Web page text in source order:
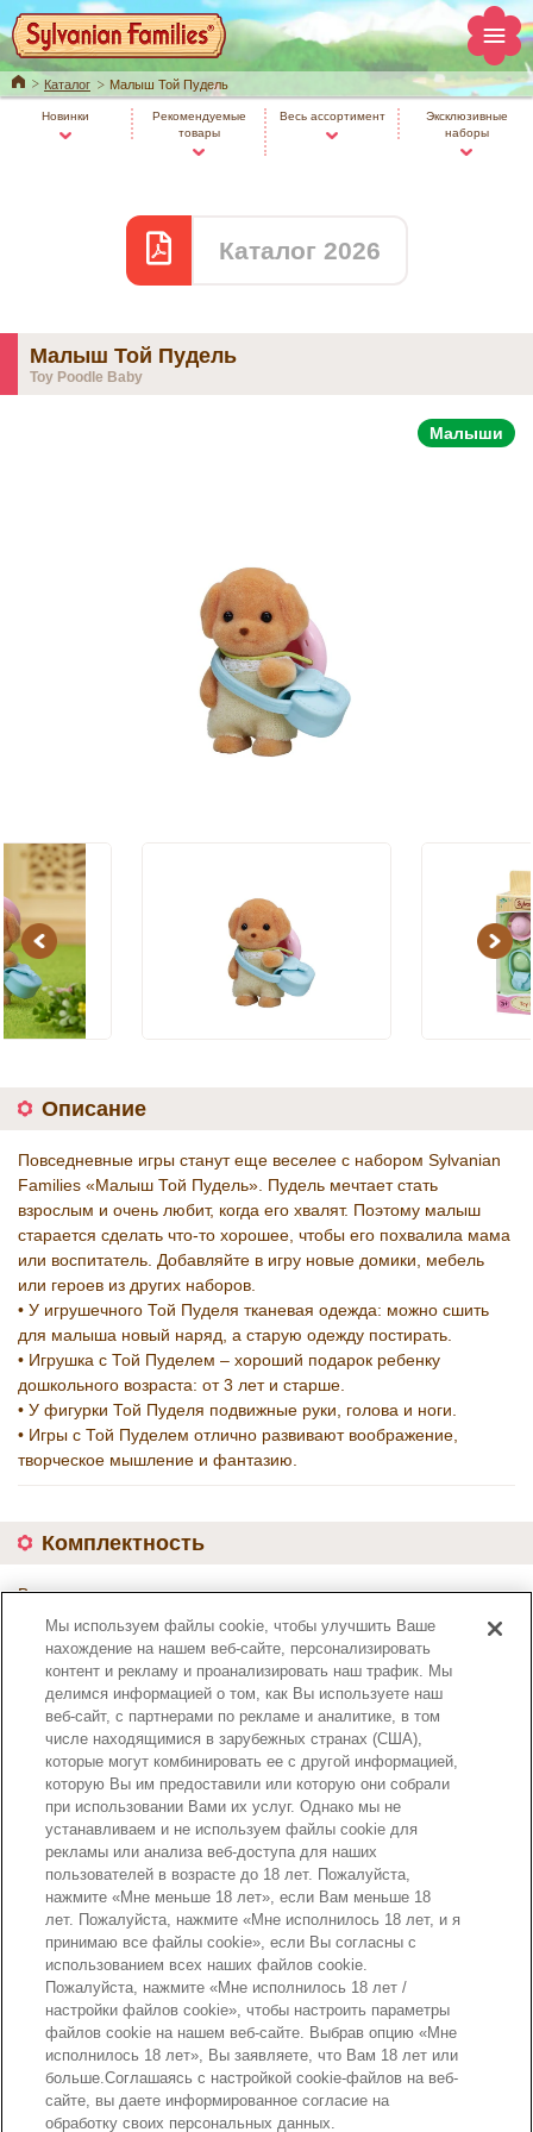
HomeКаталог Малыш Той Пудель
Новинки
Рекомендуемые
товары
Весь ассортимент
Эксклюзивные
наборы
Каталог 2026
Малыш Той Пудель
Toy Poodle Baby
Малыши
Previous Next
Описание
Повседневные игры станут еще веселее с набором Sylvanian
Families «Малыш Той Пудель». Пудель мечтает стать
взрослым и очень любит, когда его хвалят. Поэтому малыш
старается сделать что-то хорошее, чтобы его похвалила мама
или воспитатель. Добавляйте в игру новые домики, мебель
или героев из других наборов.
• У игрушечного Той Пуделя тканевая одежда: можно сшить
для малыша новый наряд, а старую одежду постирать.
• Игрушка с Той Пуделем – хороший подарок ребенку
дошкольного возраста: от 3 лет и старше.
• У фигурки Той Пуделя подвижные руки, голова и ноги.
• Игры с Той Пуделем отлично развивают воображение,
творческое мышление и фантазию.
Комплектность
В комплекте:
• Фигурка малыша Той Пуделя.
• Розовая шляпка.
• Голубой рюкзачок.
Номер артикула : 5411
Страницы каталога
Наверх страницы
Мы используем файлы cookie, чтобы улучшить Ваше
нахождение на нашем веб-сайте, персонализировать
контент и рекламу и проанализировать наш трафик. Мы
делимся информацией о том, как Вы используете наш
веб-сайт, с партнерами по рекламе и аналитике, в том
числе находящимися в зарубежных странах (США),
которые могут комбинировать ее с другой информацией,
которую Вы им предоставили или которую они собрали
при использовании Вами их услуг. Однако мы не
устанавливаем и не используем файлы cookie для
рекламы или анализа веб-доступа для наших
пользователей в возрасте до 18 лет. Пожалуйста,
нажмите «Мне меньше 18 лет», если Вам меньше 18
лет. Пожалуйста, нажмите «Мне исполнилось 18 лет, и я
принимаю все файлы cookie», если Вы согласны с
использованием всех наших файлов cookie.
Пожалуйста, нажмите «Мне исполнилось 18 лет /
настройки файлов cookie», чтобы настроить параметры
файлов cookie на нашем веб-сайте. Выбрав опцию «Мне
исполнилось 18 лет», Вы заявляете, что Вам 18 лет или
больше.Соглашаясь с настройкой cookie-файлов на веб-
сайте, вы даете информированное согласие на
обработку своих персональных данных.